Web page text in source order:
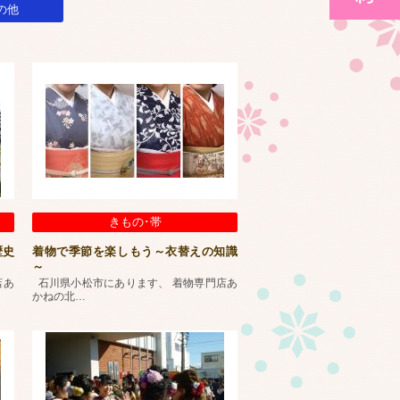
他
あ
きもの･帯
着物で季節を楽しもう～衣替えの知識
～
石川県小松市にあります、 着物専門店あ
かねの北